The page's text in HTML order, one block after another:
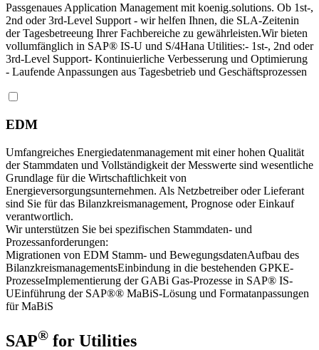
Passgenaues Application Management mit koenig.solutions. Ob 1st-,
2nd oder 3rd-Level Support - wir helfen Ihnen, die SLA-Zeitenin
der Tagesbetreeung Ihrer Fachbereiche zu gewährleisten.Wir bieten
vollumfänglich in SAP® IS-U und S/4Hana Utilities:- 1st-, 2nd oder
3rd-Level Support- Kontinuierliche Verbesserung und Optimierung
- Laufende Anpassungen aus Tagesbetrieb und Geschäftsprozessen
EDM
Umfangreiches Energiedatenmanagement mit einer hohen Qualität
der Stammdaten und Vollständigkeit der Messwerte sind wesentliche
Grundlage für die Wirtschaftlichkeit von
Energieversorgungsunternehmen. Als Netzbetreiber oder Lieferant
sind Sie für das Bilanzkreismanagement, Prognose oder Einkauf
verantwortlich.
Wir unterstützen Sie bei spezifischen Stammdaten- und
Prozessanforderungen:
Migrationen von EDM Stamm- und BewegungsdatenAufbau des
BilanzkreismanagementsEinbindung in die bestehenden GPKE-
ProzesseImplementierung der GABi Gas-Prozesse in SAP® IS-
UEinführung der SAP®® MaBiS-Lösung und Formatanpassungen
für MaBiS
SAP® for Utilities